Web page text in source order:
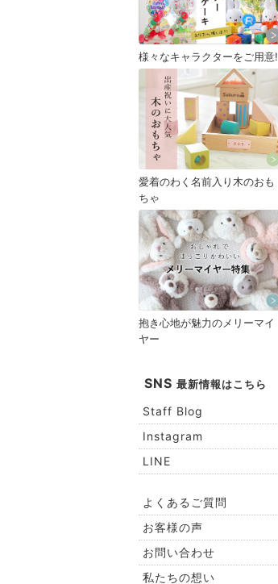
様々なキャラクターをご用意!
愛着のわく名前入り木のおも
ちゃ
抱き心地が魅力のメリーマイ
ヤー
SNS 最新情報はこちら
Staff Blog
Instagram
LINE
よくあるご質問
お客様の声
お問い合わせ
私たちの想い